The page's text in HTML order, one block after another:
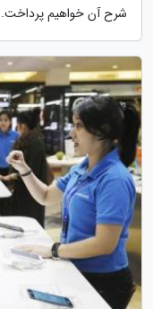
شرح آن خواهیم پرداخت.